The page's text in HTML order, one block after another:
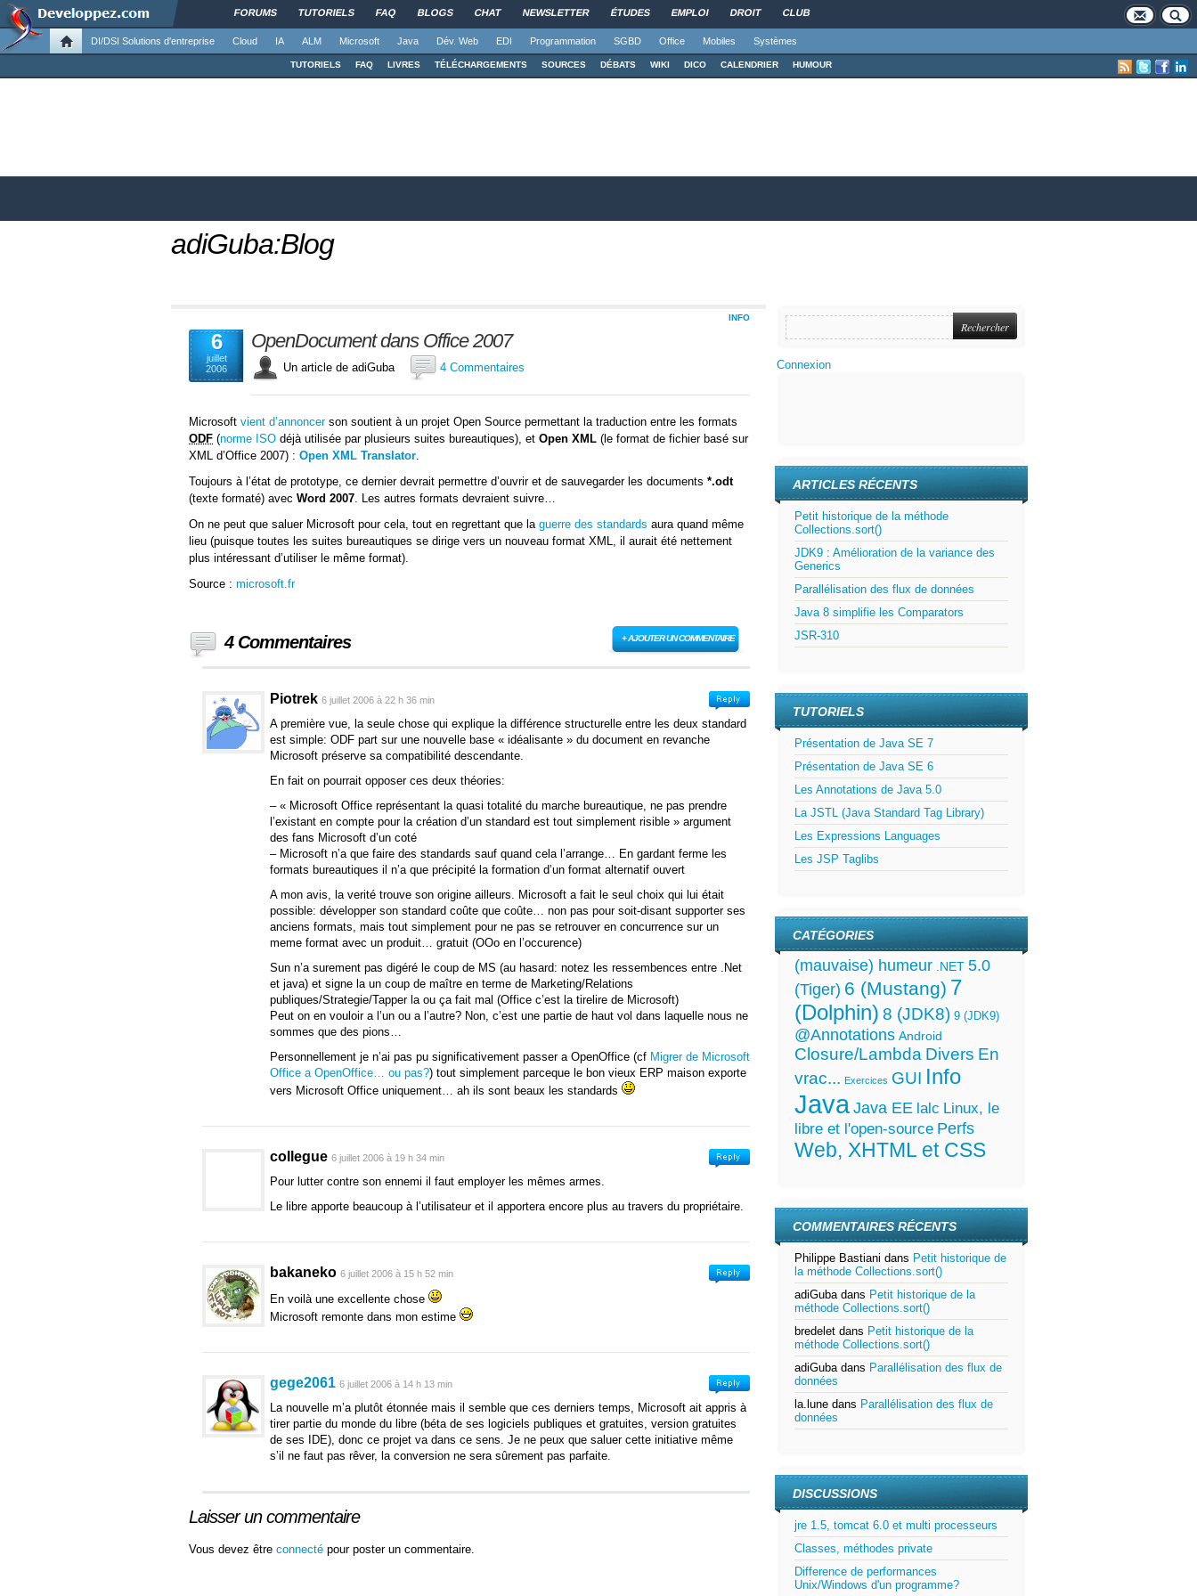
FORUMS TUTORIELS FAQ BLOGS CHAT NEWSLETTER ÉTUDES EMPLOI DROIT CLUB
DI/DSI Solutions d'entreprise Cloud IA ALM Microsoft Java Dév. Web EDI Programmation SGBD Office Mobiles Systèmes
TUTORIELS FAQ LIVRES TÉLÉCHARGEMENTS SOURCES DÉBATS WIKI DICO CALENDRIER HUMOUR
adiGuba:Blog
6
juillet
2006
INFO
OpenDocument dans Office 2007
Un article de adiGuba 4 Commentaires
Microsoft vient d’annoncerson soutient à un projet Open Source permettant la traduction entre les formats
ODF (norme ISO déjà utilisée par plusieurs suites bureautiques), et Open XML (le format de fichier basé sur
XML d’Office 2007) : Open XML Translator.
Toujours à l’état de prototype, ce dernier devrait permettre d’ouvrir et de sauvegarder les documents *.odt
(texte formaté) avec Word 2007. Les autres formats devraient suivre…
On ne peut que saluer Microsoft pour cela, tout en regrettant que la guerre des standards aura quand même
lieu (puisque toutes les suites bureautiques se dirige vers un nouveau format XML, il aurait été nettement
plus intéressant d’utiliser le même format).
Source : microsoft.fr
4 Commentaires + AJOUTER UN COMMENTAIRE
Piotrek 6 juillet 2006 à 22 h 36 min
A première vue, la seule chose qui explique la différence structurelle entre les deux standard
est simple: ODF part sur une nouvelle base « idéalisante » du document en revanche
Microsoft préserve sa compatibilité descendante.
En fait on pourrait opposer ces deux théories:
– « Microsoft Office représentant la quasi totalité du marche bureautique, ne pas prendre
l’existant en compte pour la création d’un standard est tout simplement risible » argument
des fans Microsoft d’un coté
– Microsoft n’a que faire des standards sauf quand cela l’arrange… En gardant ferme les
formats bureautiques il n’a que précipité la formation d’un format alternatif ouvert
A mon avis, la verité trouve son origine ailleurs. Microsoft a fait le seul choix qui lui était
possible: développer son standard coûte que coûte… non pas pour soit-disant supporter ses
anciens formats, mais tout simplement pour ne pas se retrouver en concurrence sur un
meme format avec un produit… gratuit (ΟΟο en l’occurence)
Sun n’a surement pas digéré le coup de MS (au hasard: notez les ressembences entre .Net
et java) et signe la un coup de maître en terme de Marketing/Relations
publiques/Strategie/Tapper la ou ça fait mal (Office c’est la tirelire de Microsoft)
Peut on en vouloir a l’un ou a l’autre? Non, c’est une partie de haut vol dans laquelle nous ne
sommes que des pions…
Personnellement je n’ai pas pu significativement passer a OpenOffice (cf Migrer de Microsoft
Office a OpenOffice… ou pas?) tout simplement parceque le bon vieux ERP maison exporte
vers Microsoft Office uniquement… ah ils sont beaux les standards
collegue 6 juillet 2006 à 19 h 34 min
Pour lutter contre son ennemi il faut employer les mêmes armes.
Le libre apporte beaucoup à l’utilisateur et il apportera encore plus au travers du propriétaire.
bakaneko 6 juillet 2006 à 15 h 52 min
En voilà une excellente chose
Microsoft remonte dans mon estime
gege2061 6 juillet 2006 à 14 h 13 min
La nouvelle m’a plutôt étonnée mais il semble que ces derniers temps, Microsoft ait appris à
tirer partie du monde du libre (béta de ses logiciels publiques et gratuites, version gratuites
de ses IDE), donc ce projet va dans ce sens. Je ne peux que saluer cette initiative même
s’il ne faut pas rêver, la conversion ne sera sûrement pas parfaite.
Laisser un commentaire
Vous devez être connecté pour poster un commentaire.
Connexion
ARTICLES RÉCENTS
Petit historique de la méthode
Collections.sort()
JDK9 : Amélioration de la variance des
Generics
Parallélisation des flux de données
Java 8 simplifie les Comparators
JSR-310
TUTORIELS
Présentation de Java SE 7
Présentation de Java SE 6
Les Annotations de Java 5.0
La JSTL (Java Standard Tag Library)
Les Expressions Languages
Les JSP Taglibs
CATÉGORIES
(mauvaise) humeur .NET 5.0
(Tiger) 6 (Mustang) 7
(Dolphin) 8 (JDK8) 9 (JDK9)
@Annotations Android
Closure/Lambda Divers En
vrac... Exercices GUI Info
JavaJava EE lalc Linux, le
libre et l'open-source Perfs
Web, XHTML et CSS
COMMENTAIRES RÉCENTS
Philippe Bastiani dans Petit historique de
la méthode Collections.sort()
adiGubadans Petit historique de la
méthode Collections.sort()
bredelet dans Petit historique de la
méthode Collections.sort()
adiGubadans Parallélisation des flux de
données
la.lune dans Parallélisation des flux de
données
DISCUSSIONS
jre 1.5, tomcat 6.0 et multi processeurs
Classes, méthodes private
Difference de performances
Unix/Windows d'un programme?